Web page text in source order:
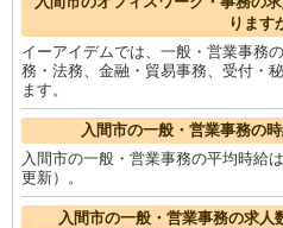
ります
イーアイデムでは、一般・営業事務
務・法務、金融・貿易事務、受付・
ます。
入間市の一般・営業事務の
入間市の一般・営業事務の平均時給
更新）。
入間市の一般・営業事務の求人